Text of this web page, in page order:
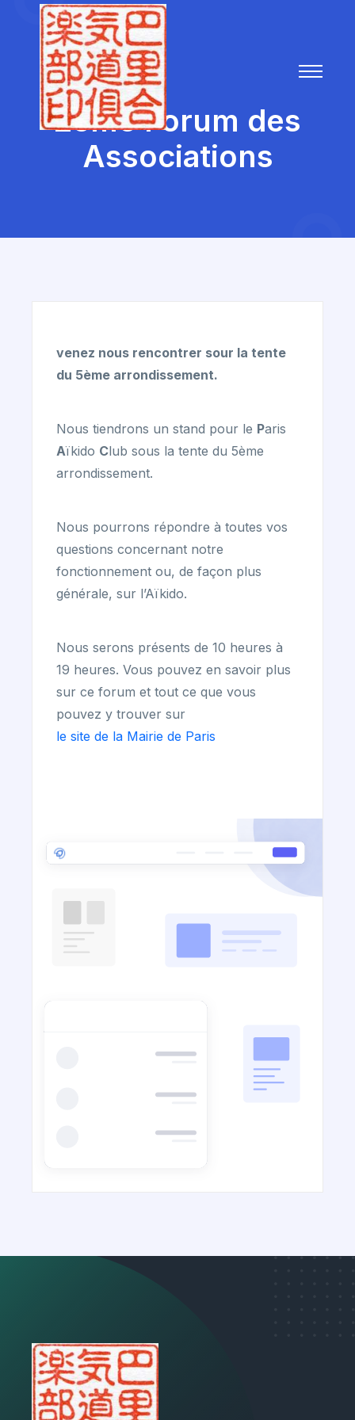
2ème Forum des
Associations
venez nous rencontrer sour la tente
du 5ème arrondissement.
Nous tiendrons un stand pour le Paris
Aïkido Club sous la tente du 5ème
arrondissement.
Nous pourrons répondre à toutes vos
questions concernant notre
fonctionnement ou, de façon plus
générale, sur l’Aïkido.
Nous serons présents de 10 heures à
19 heures. Vous pouvez en savoir plus
sur ce forum et tout ce que vous
pouvez y trouver sur
le site de la Mairie de Paris